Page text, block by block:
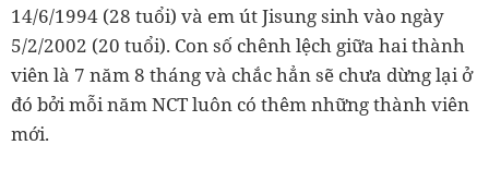
14/6/1994 (28 tuổi) và em út Jisung sinh vào ngày
5/2/2002 (20 tuổi). Con số chênh lệch giữa hai thành
viên là 7 năm 8 tháng và chắc hẳn sẽ chưa dừng lại ở
đó bởi mỗi năm NCT luôn có thêm những thành viên
mới.